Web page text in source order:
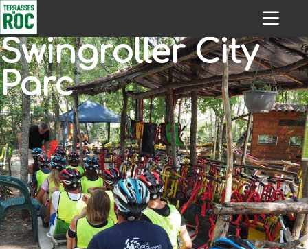
Swingroller City
Parc